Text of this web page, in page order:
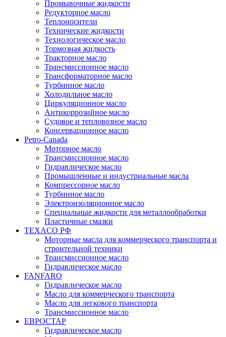
Промывочные жидкости
Редукторное масло
Теплоносители
Технические жидкости
Технологическое масло
Тормозная жидкость
Тракторное масло
Трансмиссионное масло
Трансформаторное масло
Турбинное масло
Холодильное масло
Циркуляционное масло
Антикоррозийное масло
Судовое и тепловозное масло
Консервационное масло
Petro-Canada
Моторное масло
Трансмиссионное масло
Гидравлическое масло
Промышленные и индустриальные масла
Компрессорное масло
Турбинное масло
Электроизоляционное масло
Специальные жидкости для металлообработки
Пластичные смазки
TEXACO РФ
Моторные масла для коммерческого транспорта и
строительной техники
Трансмиссионное масло
Гидравлическое масло
FANFARO
Гидравлическое масло
Масло для коммерческого транспорта
Масло для легкового транспорта
Трансмиссионное масло
ЕВРОСТАР
Гидравлическое масло